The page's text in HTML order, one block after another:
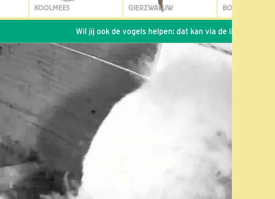
KOOLMEES GIERZWALUW BOSUIL
Wil jij ook de vogels helpen: dat kan via de link! *